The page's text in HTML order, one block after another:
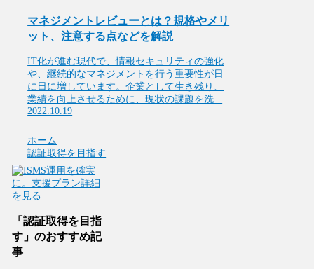
マネジメントレビューとは？規格やメリ
ット、注意する点などを解説
IT化が進む現代で、情報セキュリティの強化
や、継続的なマネジメントを行う重要性が日
に日に増しています。企業として生き残り、
業績を向上させるために、現状の課題を洗...
2022.10.19
ホーム
認証取得を目指す
「認証取得を目指
す」のおすすめ記
事